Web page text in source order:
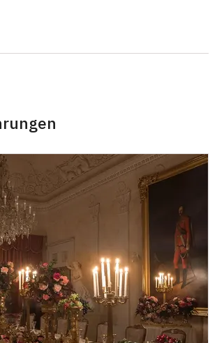
ab 15 oder mehr
kostenlos
mit gültigem
Eintrittskarte
kostenlos
einmaligen
kostenlos
kostenlos
kostenlos